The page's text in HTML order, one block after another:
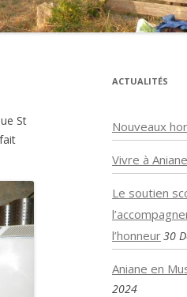
St
ACTUALITÉS
Nouveaux
Vivre à
Le soutien
l’honneur30
Aniane en
2024